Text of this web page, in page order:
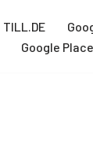
TILL.DE
Google